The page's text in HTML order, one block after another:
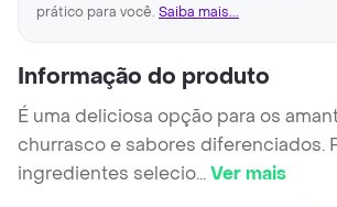
prático para você. Saiba mais...
Informação do produto
É uma deliciosa opção para os
churrasco e sabores diferenciados.
ingredientes selecio...Ver mais